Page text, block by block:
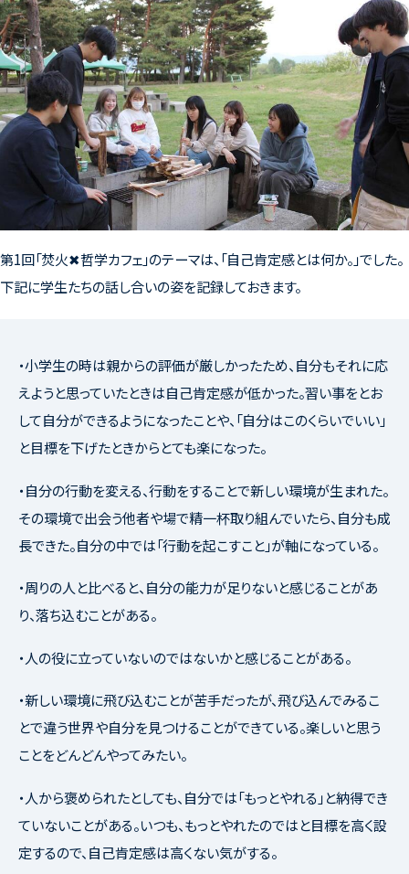
第1回「焚火✖哲学カフェ」のテーマは、「自己肯定感とは何か。」でした。
下記に学生たちの話し合いの姿を記録しておきます。
・小学生の時は親からの評価が厳しかったため、自分もそれに応
えようと思っていたときは自己肯定感が低かった。習い事をとお
して自分ができるようになったことや、「自分はこのくらいでいい」
と目標を下げたときからとても楽になった。
・自分の行動を変える、行動をすることで新しい環境が生まれた。
その環境で出会う他者や場で精一杯取り組んでいたら、自分も成
長できた。自分の中では「行動を起こすこと」が軸になっている。
・周りの人と比べると、自分の能力が足りないと感じることがあ
り、落ち込むことがある。
・人の役に立っていないのではないかと感じることがある。
・新しい環境に飛び込むことが苦手だったが、飛び込んでみるこ
とで違う世界や自分を見つけることができている。楽しいと思う
ことをどんどんやってみたい。
・人から褒められたとしても、自分では「もっとやれる」と納得でき
ていないことがある。いつも、もっとやれたのではと目標を高く設
定するので、自己肯定感は高くない気がする。